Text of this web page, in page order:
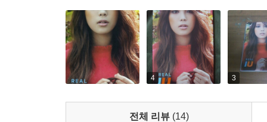
4 3
전체 리뷰 (14)